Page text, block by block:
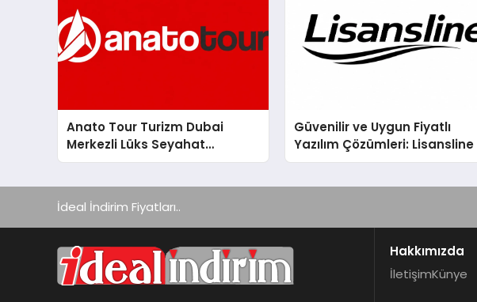
Anato Tour Turizm Dubai
Merkezli Lüks Seyahat
Hizmetleriyle Küresel
Güvenilir ve Uygun Fiyatlı
Yazılım Çözümleri: Lisansline
İdeal İndirim Fiyatları..
Hakkımızda
İletişimKünye